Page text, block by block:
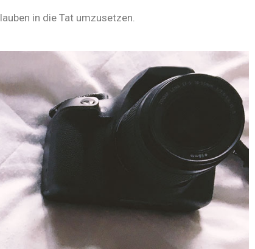
in die Tat umzusetzen.